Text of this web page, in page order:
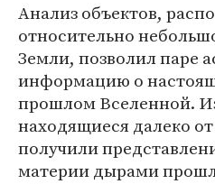
Анализ объектов,
относительно
Земли, позволил паре
информацию о
прошлом Вселенной.
находящиеся далеко
получили
материи дырами